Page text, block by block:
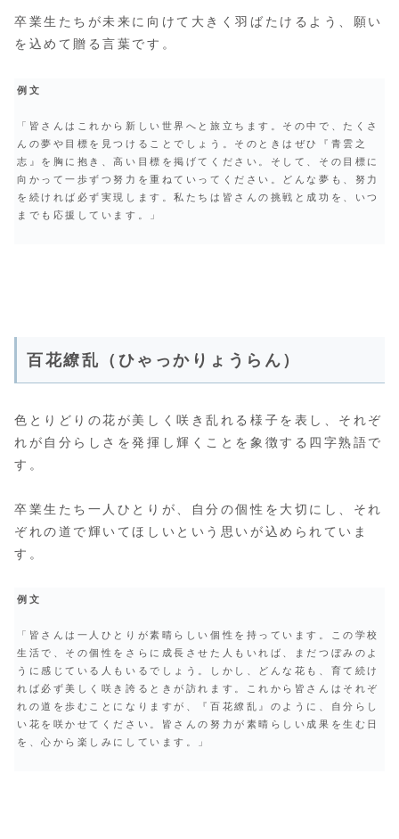
卒業生たちが未来に向けて大きく羽ばたけるよう、願い
を込めて贈る言葉です。
例文
「皆さんはこれから新しい世界へと旅立ちます。その中で、たくさ
んの夢や目標を見つけることでしょう。そのときはぜひ『青雲之
志』を胸に抱き、高い目標を掲げてください。そして、その目標に
向かって一歩ずつ努力を重ねていってください。どんな夢も、努力
を続ければ必ず実現します。私たちは皆さんの挑戦と成功を、いつ
までも応援しています。」
百花繚乱（ひゃっかりょうらん）
色とりどりの花が美しく咲き乱れる様子を表し、それぞ
れが自分らしさを発揮し輝くことを象徴する四字熟語で
す。
卒業生たち一人ひとりが、自分の個性を大切にし、それ
ぞれの道で輝いてほしいという思いが込められていま
す。
例文
「皆さんは一人ひとりが素晴らしい個性を持っています。この学校
生活で、その個性をさらに成長させた人もいれば、まだつぼみのよ
うに感じている人もいるでしょう。しかし、どんな花も、育て続け
れば必ず美しく咲き誇るときが訪れます。これから皆さんはそれぞ
れの道を歩むことになりますが、『百花繚乱』のように、自分らし
い花を咲かせてください。皆さんの努力が素晴らしい成果を生む日
を、心から楽しみにしています。」